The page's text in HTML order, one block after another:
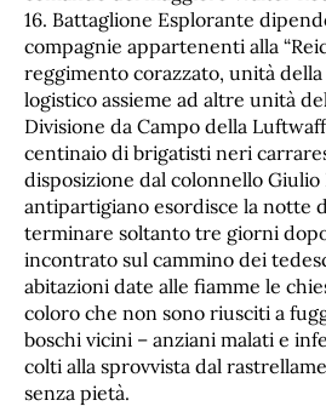
16. Battaglione Esplorante
compagnie appartenenti alla
reggimento corazzato, unità
logistico assieme ad altre unità
Divisione da Campo della
centinaio di brigatisti neri
disposizione dal colonnello Giulio
antipartigiano esordisce la notte
terminare soltanto tre giorni
incontrato sul cammino dei
abitazioni date alle fiamme le
coloro che non sono riusciti a
boschi vicini – anziani malati e
colti alla sprovvista dal
senza pietà.